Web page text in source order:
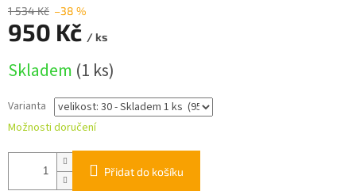
1 534 Kč –38 %
950 Kč / ks
cena:
Skladem (1 ks)
Varianta
Možnosti doručení
Přidat do košíku